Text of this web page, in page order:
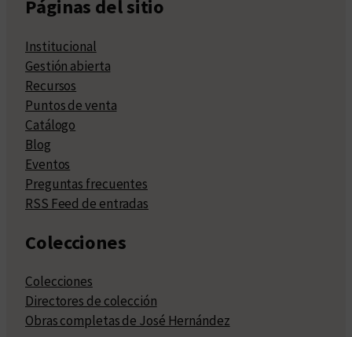
Páginas del sitio
Institucional
Gestión abierta
Recursos
Puntos de venta
Catálogo
Blog
Eventos
Preguntas frecuentes
RSS Feed de entradas
Colecciones
Colecciones
Directores de colección
Obras completas de José Hernández